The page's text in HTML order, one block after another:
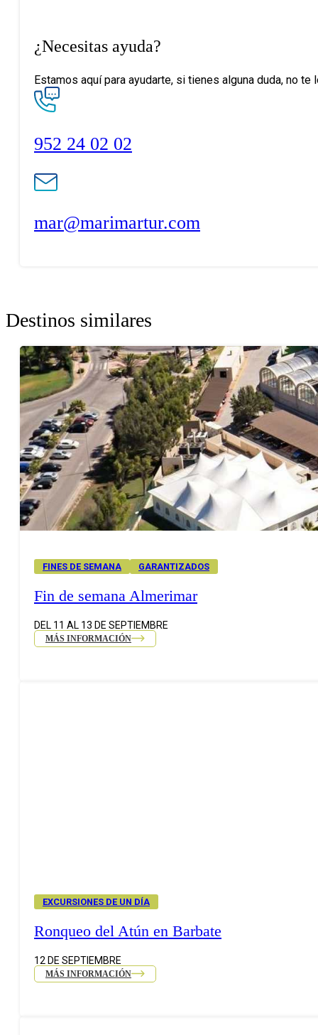
¿Necesitas ayuda?
Estamos aquí para ayudarte, si tienes alguna duda, no
952 24 02 02
mar@marimartur.com
Destinos similares
FINES DE SEMANA GARANTIZADOS
Fin de semana Almerimar
DEL 11 AL 13 DE SEPTIEMBRE
MÁS INFORMACIÓN
EXCURSIONES DE UN DÍA
Ronqueo del Atún en Barbate
12 DE SEPTIEMBRE
MÁS INFORMACIÓN